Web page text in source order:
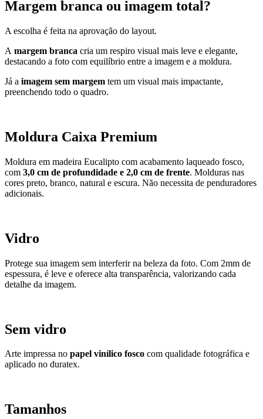
Margem branca ou imagem total?
A escolha é feita na aprovação do layout.
A margem branca cria um respiro visual mais leve e elegante,
destacando a foto com equilíbrio entre a imagem e a moldura.
Já a imagem sem margem tem um visual mais impactante,
preenchendo todo o quadro.
Moldura Caixa Premium
Moldura em madeira Eucalipto com acabamento laqueado fosco,
com 3,0 cm de profundidade e 2,0 cm de frente. Molduras nas
cores preto, branco, natural e escura. Não necessita de penduradores
adicionais.
Vidro
Protege sua imagem sem interferir na beleza da foto. Com 2mm de
espessura, é leve e oferece alta transparência, valorizando cada
detalhe da imagem.
Sem vidro
Arte impressa no papel vinílico fosco com qualidade fotográfica e
aplicado no duratex.
Tamanhos